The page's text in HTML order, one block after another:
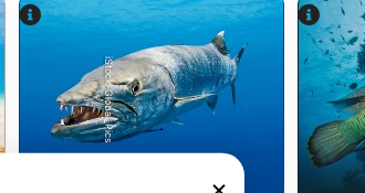
iStock-Global_Pics